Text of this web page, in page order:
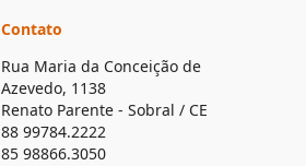
Contato
Rua Maria da Conceição de
Azevedo, 1138
Renato Parente - Sobral / CE
88 99784.2222
85 98866.3050